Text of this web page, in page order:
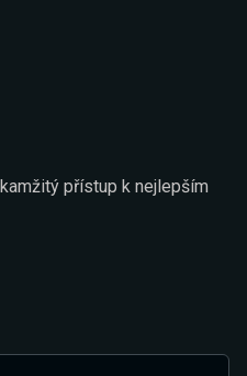
přístup k nejlepším